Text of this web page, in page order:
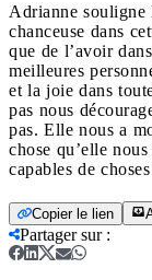
Adrianne souligne
chanceuse dans
que de l’avoir
meilleures
et la joie dans
pas nous
pas. Elle nous a
chose qu’elle
capables de
Copier le lien
Partager sur: